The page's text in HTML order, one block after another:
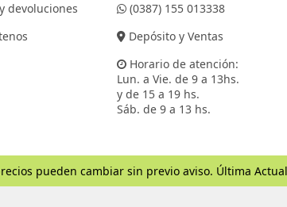
devoluciones
(0387) 155 013338
Depósito y Ventas
Horario de atención:
Lun. a Vie. de 9 a 13hs.
y de 15 a 19 hs.
Sáb. de 9 a 13 hs.
pueden cambiar sin previo aviso. Última